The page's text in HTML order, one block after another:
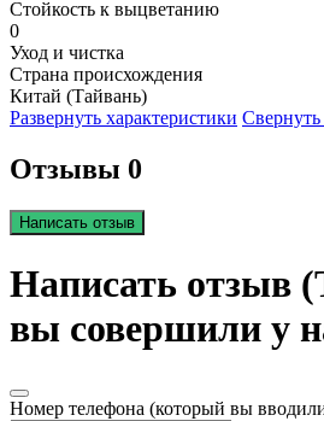
Стойкость к выцветанию
0
Уход и чистка
Страна происхождения
Китай (Тайвань)
Развернуть характеристики Свернуть
Отзывы 0
Написать отзыв
Написать отзыв
вы совершили у
Номер телефона (который вы